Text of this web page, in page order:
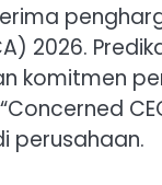
2026.
komitmen
perusahaan.